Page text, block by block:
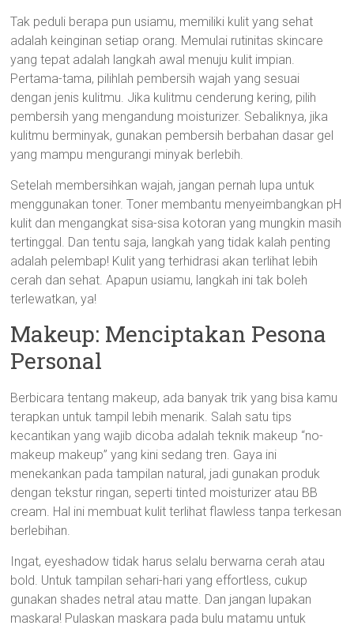
Tak peduli berapa pun usiamu, memiliki kulit yang sehat
adalah keinginan setiap orang. Memulai rutinitas skincare
yang tepat adalah langkah awal menuju kulit impian.
Pertama-tama, pilihlah pembersih wajah yang sesuai
dengan jenis kulitmu. Jika kulitmu cenderung kering, pilih
pembersih yang mengandung moisturizer. Sebaliknya, jika
kulitmu berminyak, gunakan pembersih berbahan dasar gel
yang mampu mengurangi minyak berlebih.
Setelah membersihkan wajah, jangan pernah lupa untuk
menggunakan toner. Toner membantu menyeimbangkan pH
kulit dan mengangkat sisa-sisa kotoran yang mungkin masih
tertinggal. Dan tentu saja, langkah yang tidak kalah penting
adalah pelembap! Kulit yang terhidrasi akan terlihat lebih
cerah dan sehat. Apapun usiamu, langkah ini tak boleh
terlewatkan, ya!
Makeup: Menciptakan Pesona
Personal
Berbicara tentang makeup, ada banyak trik yang bisa kamu
terapkan untuk tampil lebih menarik. Salah satu tips
kecantikan yang wajib dicoba adalah teknik makeup “no-
makeup makeup” yang kini sedang tren. Gaya ini
menekankan pada tampilan natural, jadi gunakan produk
dengan tekstur ringan, seperti tinted moisturizer atau BB
cream. Hal ini membuat kulit terlihat flawless tanpa terkesan
berlebihan.
Ingat, eyeshadow tidak harus selalu berwarna cerah atau
bold. Untuk tampilan sehari-hari yang effortless, cukup
gunakan shades netral atau matte. Dan jangan lupakan
maskara! Pulaskan maskara pada bulu matamu untuk